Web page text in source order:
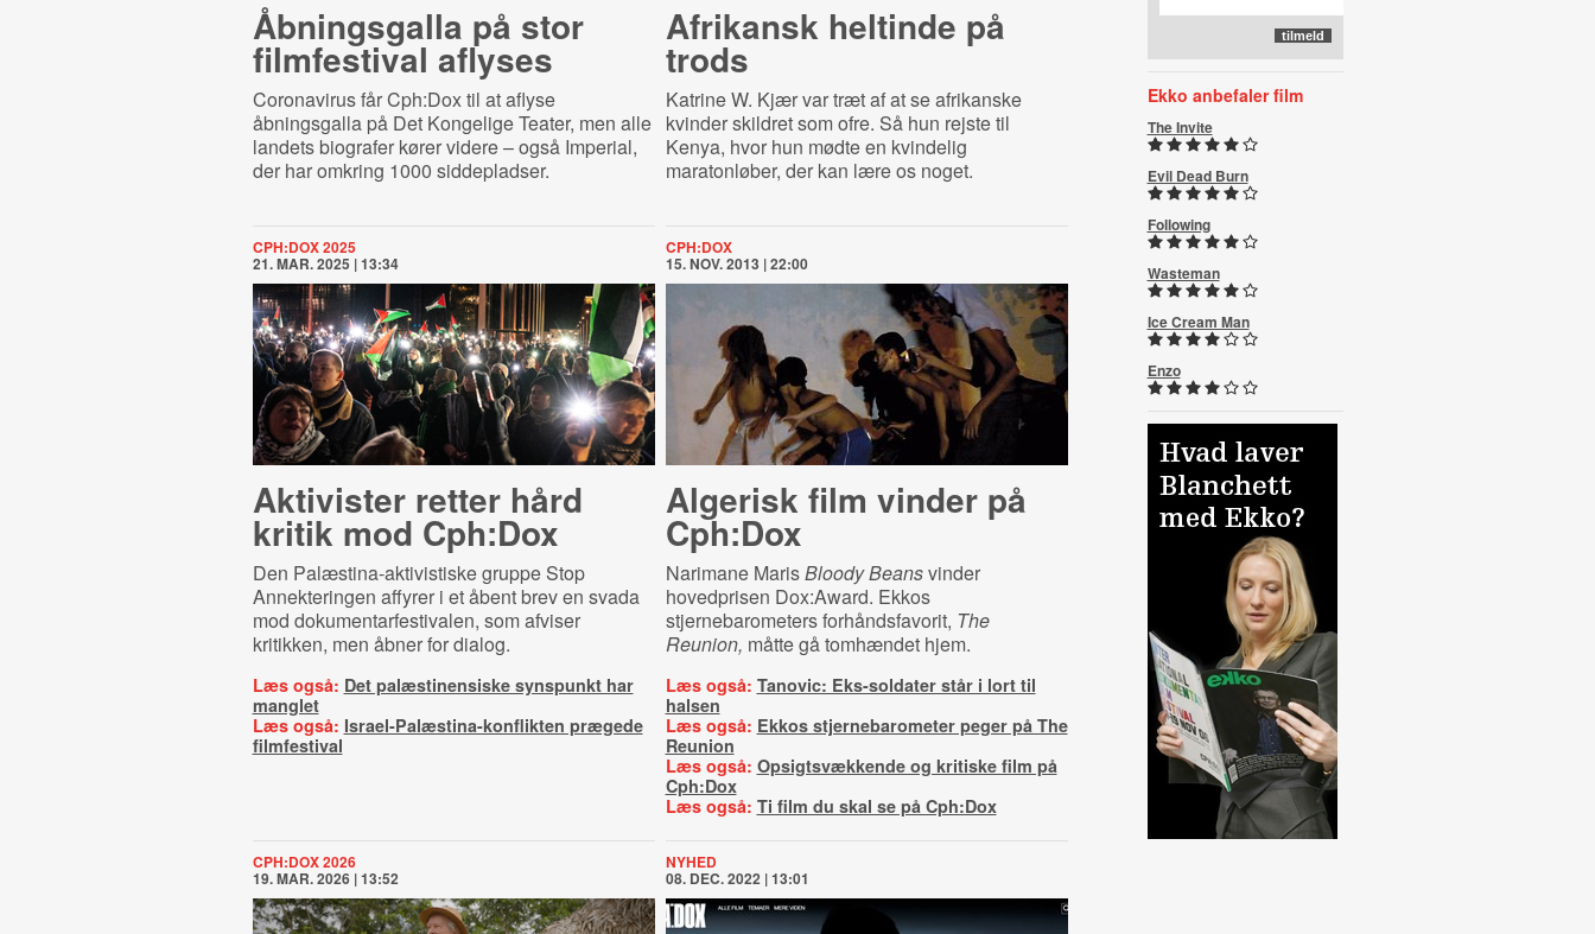
Åbningsgalla på stor
filmfestival aflyses
Coronavirus får Cph:Dox til at aflyse
åbningsgalla på Det Kongelige Teater, men alle
landets biografer kører videre – også Imperial,
der har omkring 1000 siddepladser.
Afrikansk heltinde på
trods
Katrine W. Kjær var træt af at se afrikanske
kvinder skildret som ofre. Så hun rejste til
Kenya, hvor hun mødte en kvindelig
maratonløber, der kan lære os noget.
CPH:DOX 2025
21. MAR. 2025 | 13:34
Aktivister retter hård
kritik mod Cph:Dox
Den Palæstina-aktivistiske gruppe Stop
Annekteringen affyrer i et åbent brev en svada
mod dokumentarfestivalen, som afviser
kritikken, men åbner for dialog.
Læs også: Det palæstinensiske synspunkt har
manglet
Læs også: Israel-Palæstina-konflikten prægede
filmfestival
CPH:DOX
15. NOV. 2013 | 22:00
Algerisk film vinder på
Cph:Dox
Narimane MarisBloody Beansvinder
hovedprisen Dox:Award. Ekkos
stjernebarometers forhåndsfavorit, The
Reunion, måtte gå tomhændet hjem.
Læs også: Tanovic: Eks-soldater står i lort til
halsen
Læs også: Ekkos stjernebarometer peger på The
Reunion
Læs også: Opsigtsvækkende og kritiske film på
Cph:Dox
Læs også: Ti film du skal se på Cph:Dox
CPH:DOX 2026
19. MAR. 2026 | 13:52
NYHED
08. DEC. 2022 | 13:01
Ekko anbefaler film
The Invite
Evil Dead Burn
Following
Wasteman
Ice Cream Man
Enzo